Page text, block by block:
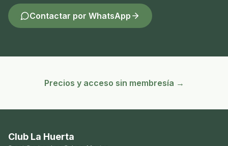
Contactar por WhatsApp
Precios y acceso sin membresía →
Club La Huerta